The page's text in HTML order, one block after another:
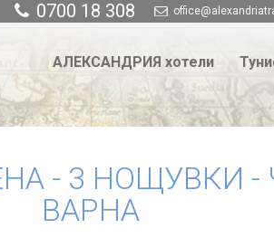
0700 18 308
АЛЕКСАНДРИЯ хотели
- 3 НОЩУВКИ -
ВАРНА